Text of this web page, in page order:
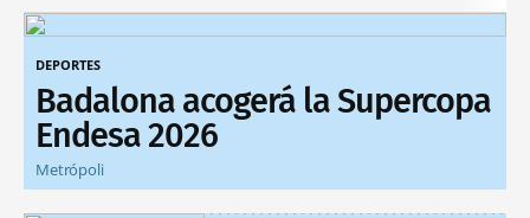
DEPORTES
Badalona acogerá la Supercopa
Endesa 2026
Metrópoli